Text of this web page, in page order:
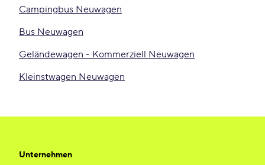
Campingbus Neuwagen
Bus Neuwagen
Geländewagen - Kommerziell Neuwagen
Kleinstwagen Neuwagen
Unternehmen